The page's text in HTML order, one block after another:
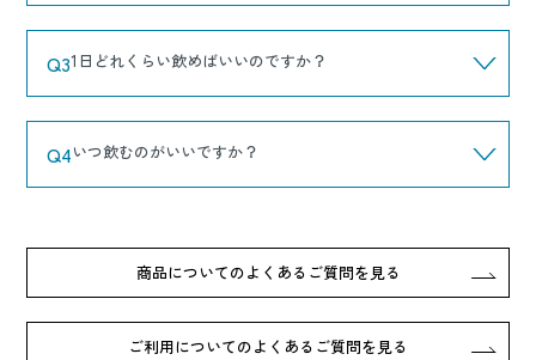
Q31日どれくらい飲めばいいのですか？
Q4いつ飲むのがいいですか？
商品についてのよくあるご質問を見る
ご利用についてのよくあるご質問を見る